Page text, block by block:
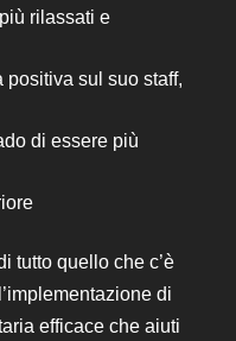
rilassati e
sul suo staff,
di essere più
tutto quello che c’è
di
efficace che aiuti